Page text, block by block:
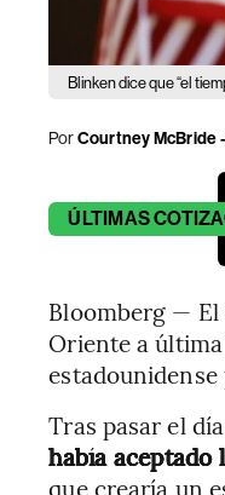
Blinken dice que “el
PorCourtney McBride
ÚLTIMAS
Bloomberg — El
Oriente a
Tras pasar el
había aceptado
que crearía un